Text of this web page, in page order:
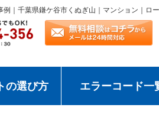
｜千葉県鎌ケ谷市くぬぎ山｜マンション｜ロ
の選び方 エラーコード一